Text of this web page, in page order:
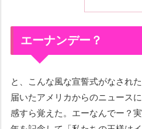
エーナンデー？
と、こんな風な宣誓式がなされ
届いたアメリカからのニュース
感すら覚えた。エーなんでー？